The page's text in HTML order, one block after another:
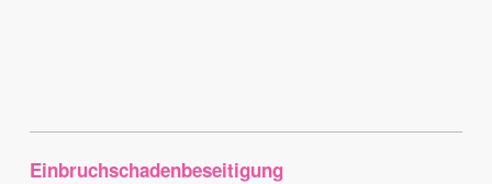
Einbruchschadenbeseitigung